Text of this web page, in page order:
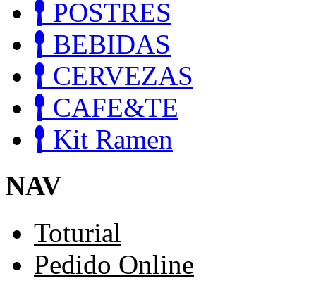
POSTRES
BEBIDAS
CERVEZAS
CAFE&TE
Kit Ramen
NAV
Toturial
Pedido Online